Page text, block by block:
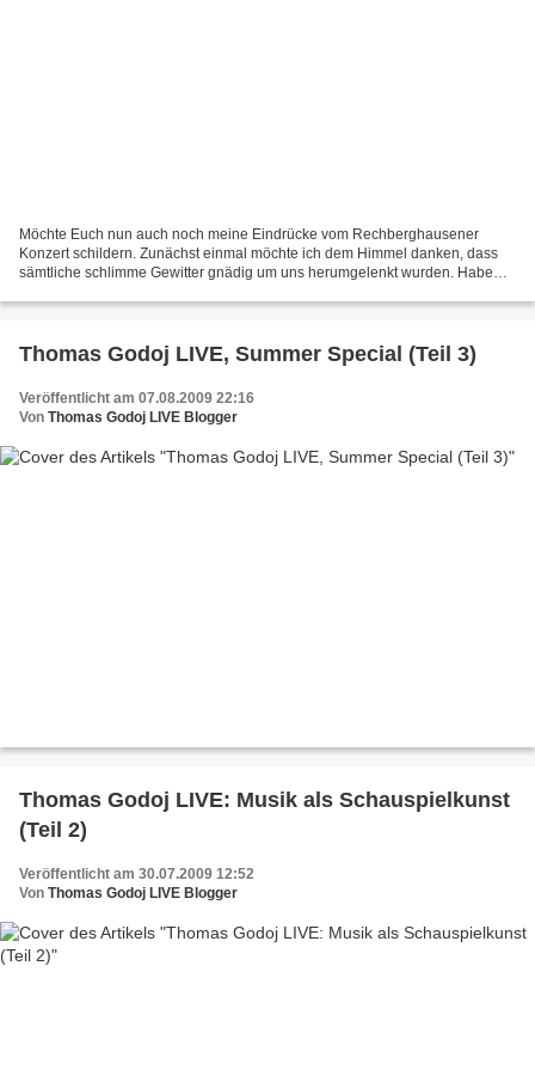
Möchte Euch nun auch noch meine Eindrücke vom Rechberghausener
Konzert schildern. Zunächst einmal möchte ich dem Himmel danken, dass
sämtliche schlimme Gewitter gnädig um uns herumgelenkt wurden. Habe
Thomas Godoj LIVE, Summer Special (Teil 3)
Veröffentlicht am 07.08.2009 22:16
Von Thomas Godoj LIVE Blogger
Thomas Godoj LIVE: Musik als Schauspielkunst
(Teil 2)
Veröffentlicht am 30.07.2009 12:52
Von Thomas Godoj LIVE Blogger